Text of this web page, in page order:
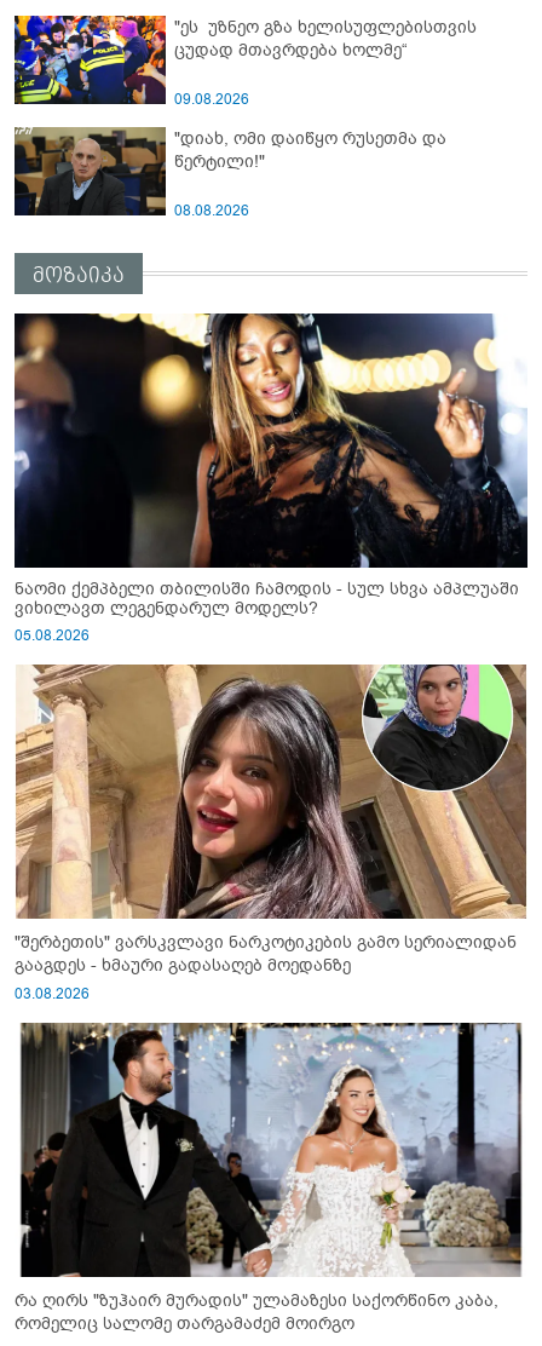
"ეს უზნეო გზა ხელისუფლებისთვის
ცუდად მთავრდება ხოლმე“
09.08.2026
"დიახ, ომი დაიწყო რუსეთმა და
წერტილი!"
08.08.2026
მოზაიკა
ნაომი ქემპბელი თბილისში ჩამოდის - სულ სხვა ამპლუაში
ვიხილავთ ლეგენდარულ მოდელს?
05.08.2026
"შერბეთის" ვარსკვლავი ნარკოტიკების გამო სერიალიდან
გააგდეს - ხმაური გადასაღებ მოედანზე
03.08.2026
რა ღირს "ზუჰაირ მურადის" ულამაზესი საქორწინო კაბა,
რომელიც სალომე თარგამაძემ მოირგო